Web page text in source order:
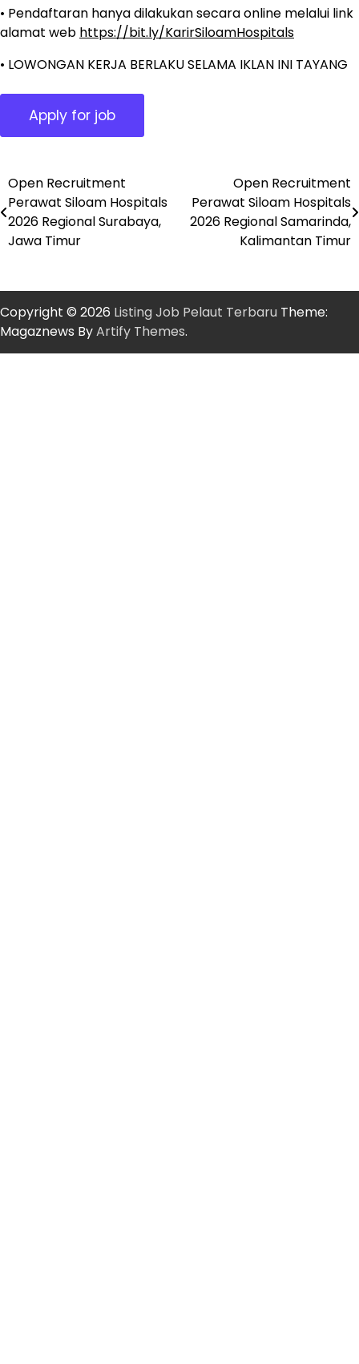
• Pendaftaran hanya dilakukan secara online melalui link
alamat web https://bit.ly/KarirSiloamHospitals
• LOWONGAN KERJA BERLAKU SELAMA IKLAN INI TAYANG
Post
navigation
Open Recruitment
Perawat Siloam Hospitals
2026 Regional Surabaya,
Jawa Timur
Open Recruitment
Perawat Siloam Hospitals
2026 Regional Samarinda,
Kalimantan Timur
Copyright © 2026 Listing Job Pelaut Terbaru Theme:
Magaznews ByArtify Themes.